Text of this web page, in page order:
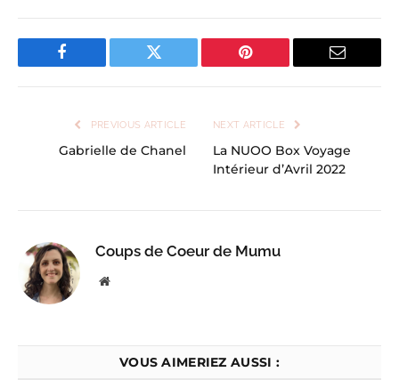
Facebook Twitter Pinterest Email
PREVIOUS ARTICLE
Gabrielle de Chanel
NEXT ARTICLE
La NUOO Box Voyage
Intérieur d’Avril 2022
Coups de Coeur de Mumu
Website
VOUS AIMERIEZ AUSSI :